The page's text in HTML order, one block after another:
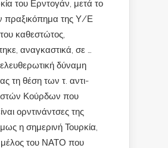
του Ερντογάν, μετά το
πραξικόπημα της Υ/Ε
καθεστώτος,
αναγκαστικά, σε …
δύναμη
τη θέση των τ. αντι-
Κούρδων που
ορντινάντσες της
η σημερινή Τουρκία,
μέλος του ΝΑΤΟ που